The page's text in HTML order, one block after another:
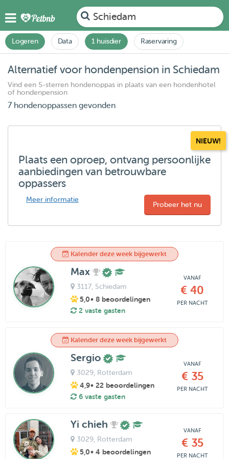
Schiedam
Logeren Data 1 huisdier Raservaring
Alternatief voor hondenpension in Schiedam
Vind een 5-sterren hondenoppas in plaats van een hondenhotel
of hondenpension
7 hondenoppassen gevonden
NIEUW!
Plaats een oproep, ontvang persoonlijke
aanbiedingen van betrouwbare
oppassers
Meer informatie
Probeer het nu
Kalender deze week bijgewerkt
Max
3117, Schiedam
5,0• 8 beoordelingen
2 vaste gasten
VANAF
€ 40
PER NACHT
Kalender deze week bijgewerkt
Sergio
3029, Rotterdam
4,9• 22 beoordelingen
6 vaste gasten
VANAF
€ 35
PER NACHT
Yi chieh
3029, Rotterdam
5,0• 4 beoordelingen
VANAF
€ 35
PER NACHT